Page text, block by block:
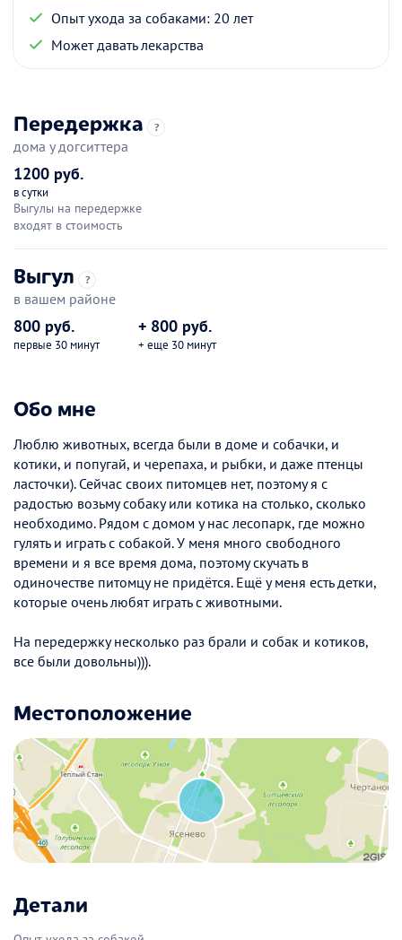
Опыт ухода за собаками: 20 лет
Может давать лекарства
Передержка ?
дома у догситтера
1200 руб.
в сутки
Выгулы на передержке
входят в стоимость
Выгул ?
в вашем районе
800 руб.
первые 30 минут
+ 800 руб.
+ еще 30 минут
Обо мне
Люблю животных, всегда были в доме и собачки, и
котики, и попугай, и черепаха, и рыбки, и даже птенцы
ласточки). Сейчас своих питомцев нет, поэтому я с
радостью возьму собаку или котика на столько, сколько
необходимо. Рядом с домом у нас лесопарк, где можно
гулять и играть с собакой. У меня много свободного
времени и я все время дома, поэтому скучать в
одиночестве питомцу не придётся. Ещё у меня есть детки,
которые очень любят играть с животными.
На передержку несколько раз брали и собак и котиков,
все были довольны))).
Местоположение
Детали